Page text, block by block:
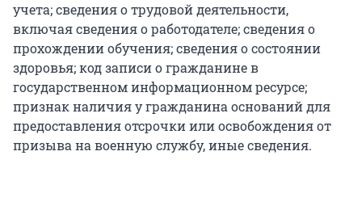
учета; сведения о трудовой деятельности,
включая сведения о работодателе; сведения о
прохождении обучения; сведения о состоянии
здоровья; код записи о гражданине в
государственном информационном ресурсе;
признак наличия у гражданина оснований для
предоставления отсрочки или освобождения от
призыва на военную службу, иные сведения.